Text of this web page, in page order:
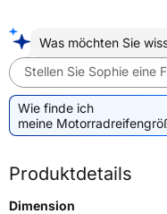
Was möchten Sie
Stellen Sie Sophie eine
Wie finde ich
meine
Produktdetails
Dimension